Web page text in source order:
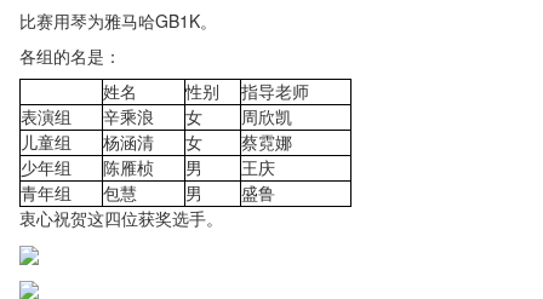
比赛用琴为雅马哈GB1K。
各组的名是：
姓名
性别
指导老师
表演组
辛乘浪 女
周欣凯
儿童组
杨涵清 女
蔡霓娜
少年组
陈雁桢 男
王庆
青年组
包慧 男
盛鲁
衷心祝贺这四位获奖选手。